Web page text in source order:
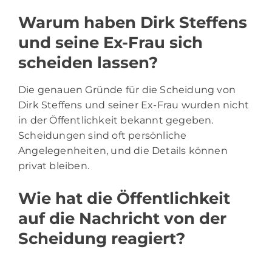
Warum haben Dirk Steffens
und seine Ex-Frau sich
scheiden lassen?
Die genauen Gründe für die Scheidung von
Dirk Steffens und seiner Ex-Frau wurden nicht
in der Öffentlichkeit bekannt gegeben.
Scheidungen sind oft persönliche
Angelegenheiten, und die Details können
privat bleiben.
Wie hat die Öffentlichkeit
auf die Nachricht von der
Scheidung reagiert?